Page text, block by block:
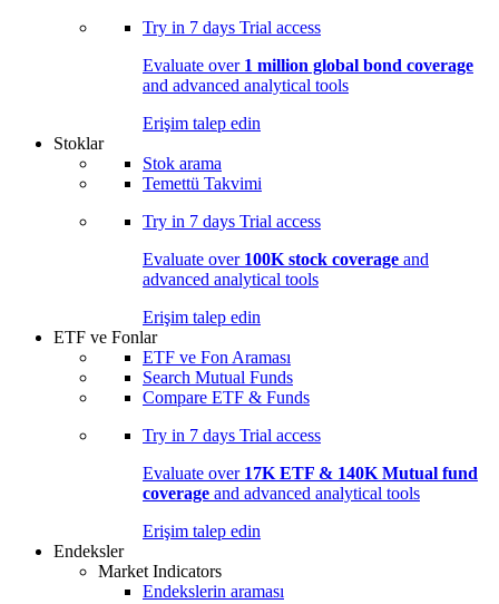
Try in 7 days Trial access
Evaluate over 1 million global bond coverage
and advanced analytical tools
Erişim talep edin
Stoklar
Stok arama
Temettü Takvimi
Try in 7 days Trial access
Evaluate over 100K stock coverage and
advanced analytical tools
Erişim talep edin
ETF ve Fonlar
ETF ve Fon Araması
Search Mutual Funds
Compare ETF & Funds
Try in 7 days Trial access
Evaluate over 17K ETF & 140K Mutual fund
coverage and advanced analytical tools
Erişim talep edin
Endeksler
Market Indicators
Endekslerin araması